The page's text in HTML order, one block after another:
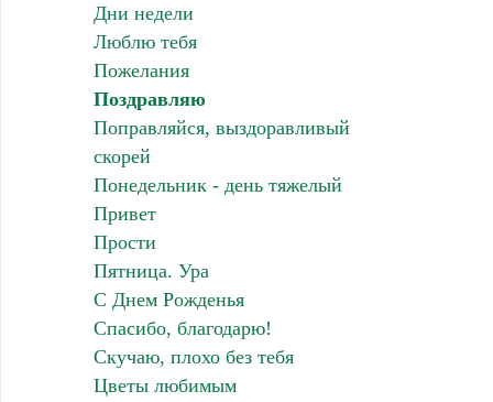
Дни недели
Люблю тебя
Пожелания
Поздравляю
Поправляйся, выздоравливый
скорей
Понедельник - день тяжелый
Привет
Прости
Пятница. Ура
С Днем Рожденья
Спасибо, благодарю!
Скучаю, плохо без тебя
Цветы любимым